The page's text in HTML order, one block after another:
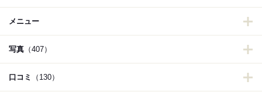
メニュー
写真 （407）
口コミ （130）